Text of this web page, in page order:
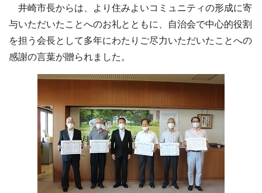
井崎市長からは、より住みよいコミュニティの形成に寄
与いただいたことへのお礼とともに、自治会で中心的役割
を担う会長として多年にわたりご尽力いただいたことへの
感謝の言葉が贈られました。